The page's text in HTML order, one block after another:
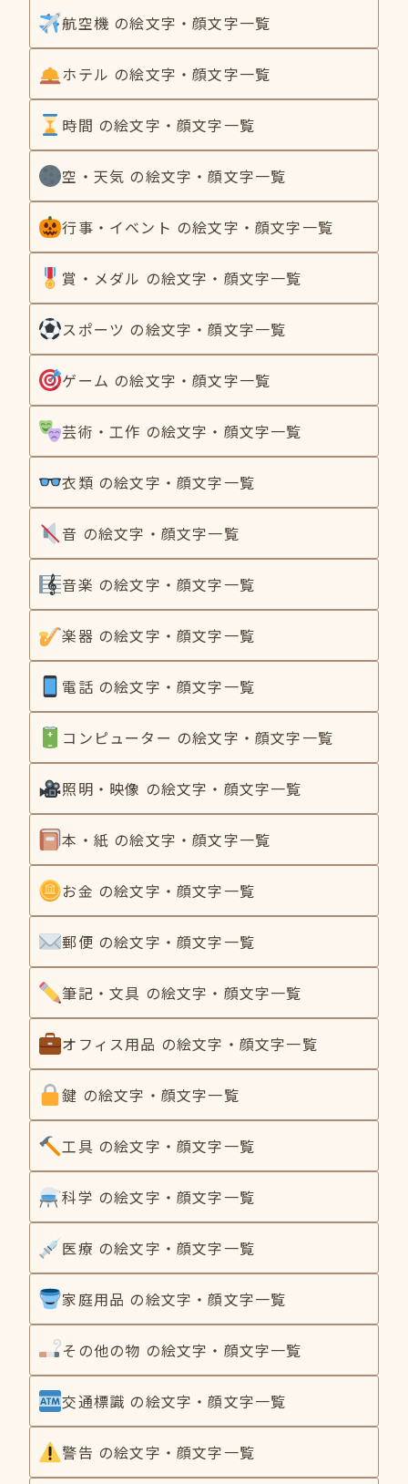
航空機 の絵文字・顔文字一覧
ホテル の絵文字・顔文字一覧
時間 の絵文字・顔文字一覧
空・天気 の絵文字・顔文字一覧
行事・イベント の絵文字・顔文字一覧
賞・メダル の絵文字・顔文字一覧
スポーツ の絵文字・顔文字一覧
ゲーム の絵文字・顔文字一覧
芸術・工作 の絵文字・顔文字一覧
衣類 の絵文字・顔文字一覧
音 の絵文字・顔文字一覧
音楽 の絵文字・顔文字一覧
楽器 の絵文字・顔文字一覧
電話 の絵文字・顔文字一覧
コンピューター の絵文字・顔文字一覧
照明・映像 の絵文字・顔文字一覧
本・紙 の絵文字・顔文字一覧
お金 の絵文字・顔文字一覧
郵便 の絵文字・顔文字一覧
筆記・文具 の絵文字・顔文字一覧
オフィス用品 の絵文字・顔文字一覧
鍵 の絵文字・顔文字一覧
工具 の絵文字・顔文字一覧
科学 の絵文字・顔文字一覧
医療 の絵文字・顔文字一覧
家庭用品 の絵文字・顔文字一覧
その他の物 の絵文字・顔文字一覧
交通標識 の絵文字・顔文字一覧
警告 の絵文字・顔文字一覧